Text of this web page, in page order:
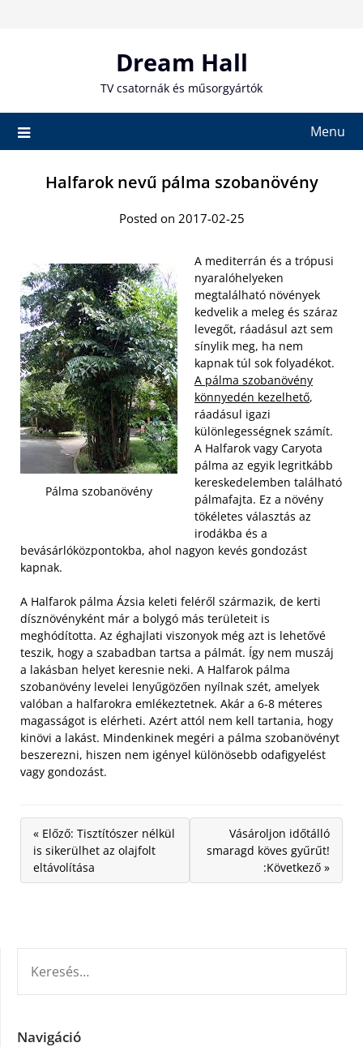
Dream Hall
TV csatornák és műsorgyártók
Menu
Halfarok nevű pálma szobanövény
Posted on 2017-02-25
Pálma szobanövény
A mediterrán és a trópusi
nyaralóhelyeken
megtalálható növények
kedvelik a meleg és száraz
levegőt, ráadásul azt sem
sínylik meg, ha nem
kapnak túl sok folyadékot.
A pálma szobanövény
könnyedén kezelhető,
ráadásul igazi
különlegességnek számít.
A Halfarok vagy Caryota
pálma az egyik legritkább
kereskedelemben található
pálmafajta. Ez a növény
tökéletes választás az
irodákba és a
bevásárlóközpontokba, ahol nagyon kevés gondozást
kapnak.
A Halfarok pálma Ázsia keleti feléről származik, de kerti
dísznövényként már a bolygó más területeit is
meghódította. Az éghajlati viszonyok még azt is lehetővé
teszik, hogy a szabadban tartsa a pálmát. Így nem muszáj
a lakásban helyet keresnie neki. A Halfarok pálma
szobanövény levelei lenyűgözően nyílnak szét, amelyek
valóban a halfarokra emlékeztetnek. Akár a 6-8 méteres
magasságot is elérheti. Azért attól nem kell tartania, hogy
kinövi a lakást. Mindenkinek megéri a pálma szobanövényt
beszerezni, hiszen nem igényel különösebb odafigyelést
vagy gondozást.
« Előző: Tisztítószer nélkül
is sikerülhet az olajfolt
eltávolítása
Vásároljon időtálló
smaragd köves gyűrűt!
:Következő »
Navigáció